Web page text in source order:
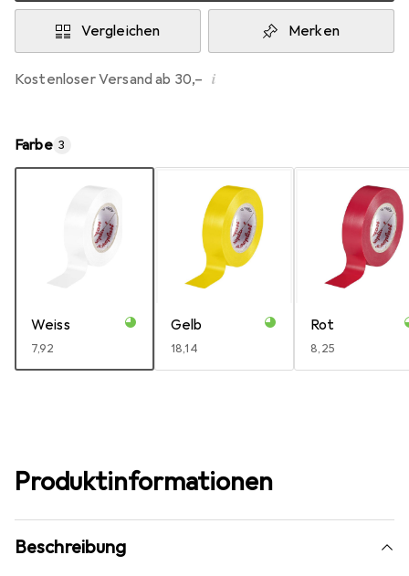
Vergleichen Merken
Kostenloser Versand ab 30,– i
Farbe 3
Weiss
EUR
7,92
Gelb
EUR
18,14
Rot
EUR
8,25
Produktinformationen
Beschreibung